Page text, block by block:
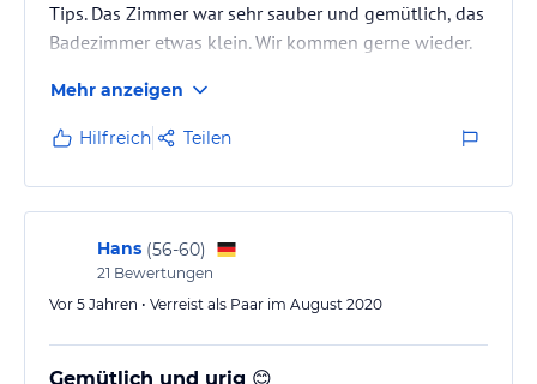
Tips. Das Zimmer war sehr sauber und gemütlich, das
Badezimmer etwas klein. Wir kommen gerne wieder.
Mehr anzeigen
Hilfreich Teilen
Hans (56-60)
21 Bewertungen
Vor 5 Jahren • Verreist als Paar im August 2020
Gemütlich und urig 😊